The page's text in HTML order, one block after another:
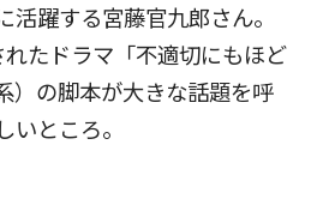
活躍する宮藤官九郎さん。
たドラマ「不適切にもほど
）の脚本が大きな話題を呼
ところ。